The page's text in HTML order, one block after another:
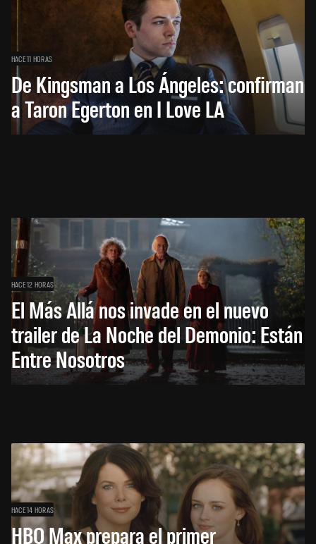
HACE 11 HORAS
De Kingsman a Los Ángeles: confirman
a Taron Egerton en I Love LA
HACE 12 HORAS
El Más Allá nos invade en el nuevo
trailer de La Noche del Demonio: Están
Entre Nosotros
HACE 14 HORAS
HBO Max prepara el primer